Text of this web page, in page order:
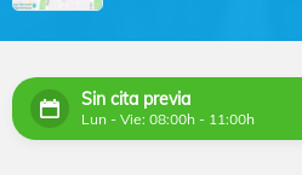
Sin cita previa
Lun - Vie: 08:00h - 11:00h